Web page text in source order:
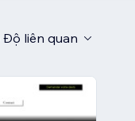
Độ liên quan